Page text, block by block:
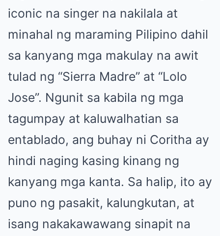
iconic na singer na nakilala at
minahal ng maraming Pilipino dahil
sa kanyang mga makulay na awit
tulad ng “Sierra Madre” at “Lolo
Jose”. Ngunit sa kabila ng mga
tagumpay at kaluwalhatian sa
entablado, ang buhay ni Coritha ay
hindi naging kasing kinang ng
kanyang mga kanta. Sa halip, ito ay
puno ng pasakit, kalungkutan, at
isang nakakawawang sinapit na